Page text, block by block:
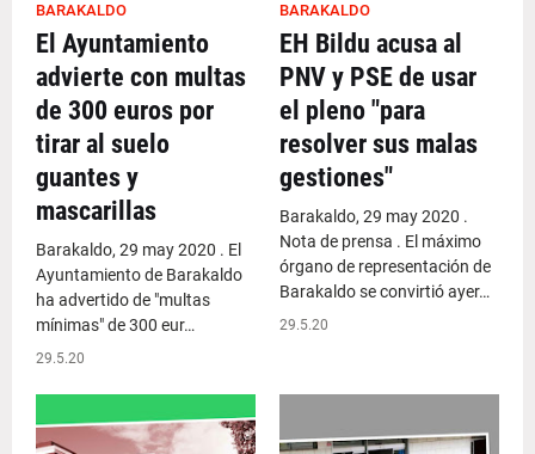
BARAKALDO
El Ayuntamiento
advierte con multas
de 300 euros por
tirar al suelo
guantes y
mascarillas
Barakaldo, 29 may 2020 . El
Ayuntamiento de Barakaldo
ha advertido de "multas
mínimas" de 300 eur…
29.5.20
BARAKALDO
EH Bildu acusa al
PNV y PSE de usar
el pleno "para
resolver sus malas
gestiones"
Barakaldo, 29 may 2020 .
Nota de prensa . El máximo
órgano de representación de
Barakaldo se convirtió ayer…
29.5.20